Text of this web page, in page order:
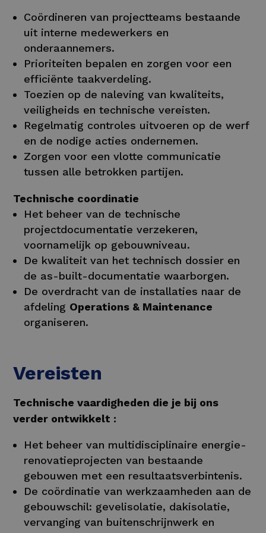
Coördineren van projectteams bestaande
uit interne medewerkers en
onderaannemers.
Prioriteiten bepalen en zorgen voor een
efficiënte taakverdeling.
Toezien op de naleving van kwaliteits,
veiligheids en technische vereisten.
Regelmatig controles uitvoeren op de werf
en de nodige acties ondernemen.
Zorgen voor een vlotte communicatie
tussen alle betrokken partijen.
Technische coordinatie
Het beheer van de technische
projectdocumentatie verzekeren,
voornamelijk op gebouwniveau.
De kwaliteit van het technisch dossier en
de as-built-documentatie waarborgen.
De overdracht van de installaties naar de
afdeling Operations & Maintenance
organiseren.
Vereisten
Technische vaardigheden die je bij ons
verder ontwikkelt :
Het beheer van multidisciplinaire energie-
renovatieprojecten van bestaande
gebouwen met een resultaatsverbintenis.
De coördinatie van werkzaamheden aan de
gebouwschil: gevelisolatie, dakisolatie,
vervanging van buitenschrijnwerk en